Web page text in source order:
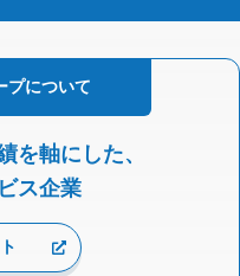
プについて
を軸にした、
ス企業